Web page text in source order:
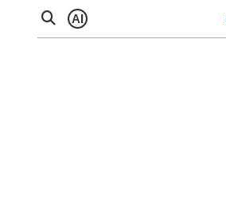
AI